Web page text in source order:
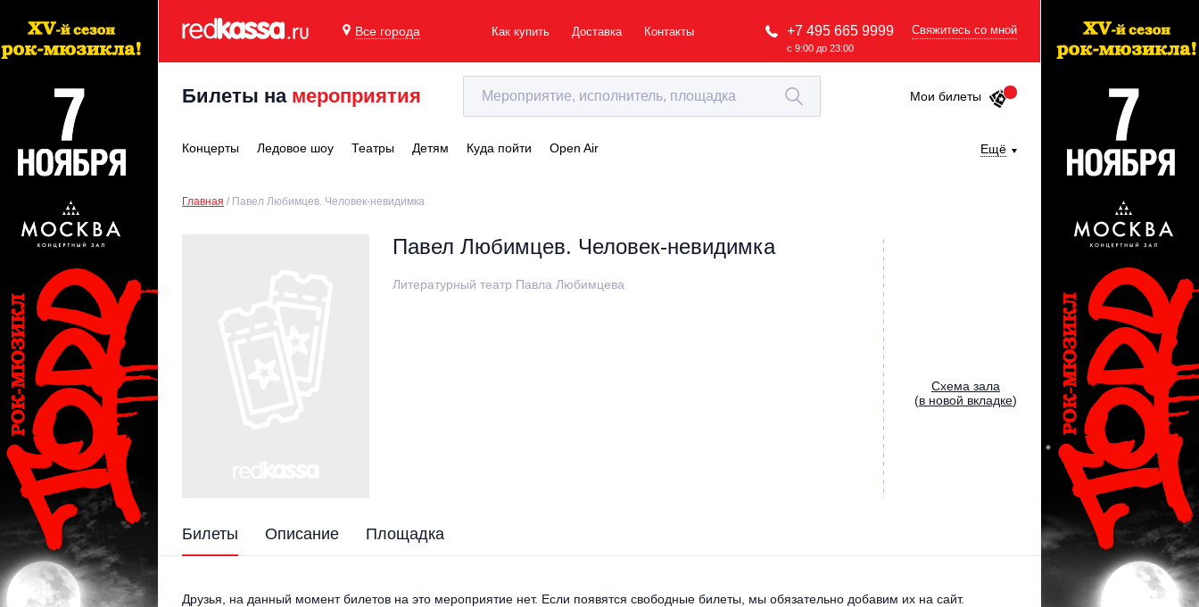
Все города Как купить Доставка Контакты +7 495 665 9999
с 9:00 до 23:00
Свяжитесь со мной
Билеты на мероприятия Мои билеты
Концерты Ледовое шоу Театры Детям Куда пойти Open Air Ещё
Главная Павел Любимцев. Человек-невидимка
Павел Любимцев. Человек-невидимка
Литературный театр Павла Любимцева
Cхема зала
(в новой вкладке)
Билеты Описание Площадка
Друзья, на данный момент билетов на это мероприятие нет. Если появятся свободные билеты, мы обязательно добавим их на сайт.